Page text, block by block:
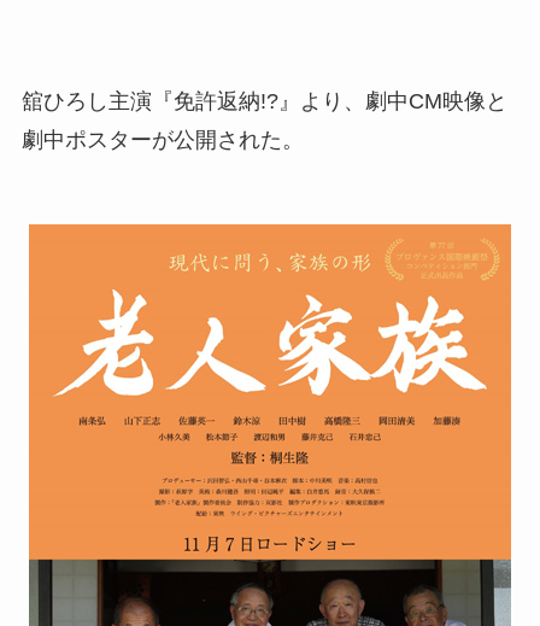
舘ひろし主演『免許返納!?』より、劇中CM映像と
劇中ポスターが公開された。